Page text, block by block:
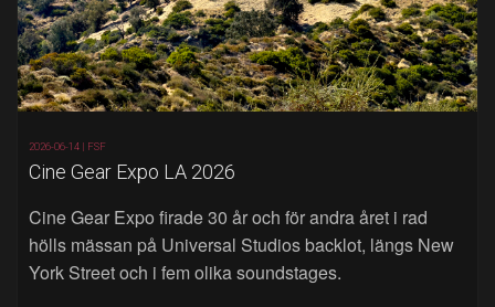
2026-06-14 | FSF
Cine Gear Expo LA 2026
Cine Gear Expo firade 30 år och för andra året i rad
hölls mässan på Universal Studios backlot, längs New
York Street och i fem olika soundstages.